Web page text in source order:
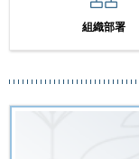
組織部署